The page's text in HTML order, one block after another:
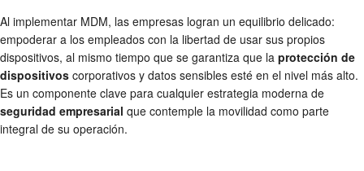
Al implementar MDM, las empresas logran un equilibrio delicado:
empoderar a los empleados con la libertad de usar sus propios
dispositivos, al mismo tiempo que se garantiza que la protección de
dispositivos corporativos y datos sensibles esté en el nivel más alto.
Es un componente clave para cualquier estrategia moderna de
seguridad empresarial que contemple la movilidad como parte
integral de su operación.